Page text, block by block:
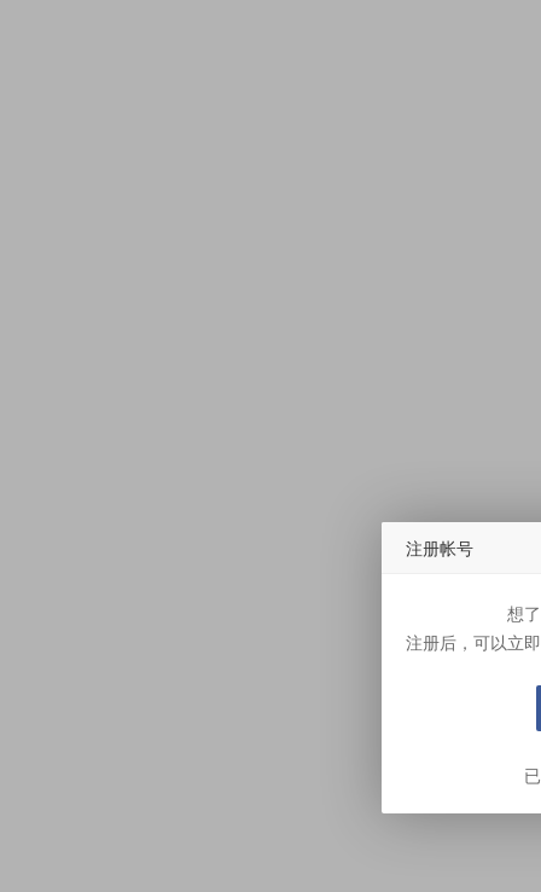
注册帐号
想
注册后，可以立